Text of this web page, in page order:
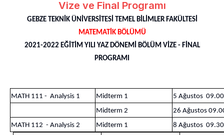
Vize ve Final Programı
GEBZE TEKNİK ÜNİVERSİTESİ TEMEL BİLİMLER FAKÜLTESİ
MATEMATİK BÖLÜMÜ
2021-2022 EĞİTİM YILI YAZ DÖNEMİ BÖLÜM VİZE - FİNAL
PROGRAMI
MATH 111 - Analysis 1 Midterm 1
5 Ağustos
Midterm 2
26 Ağustos
MATH 112 - Analysis 2
Midterm 1
8 Ağustos